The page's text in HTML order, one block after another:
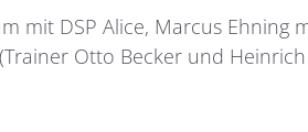
mit DSP Alice, Marcus Ehning
Otto Becker und